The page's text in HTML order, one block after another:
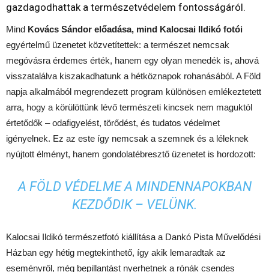
gazdagodhattak a természetvédelem fontosságáról.
Mind Kovács Sándor előadása, mind Kalocsai Ildikó fotói
egyértelmű üzenetet közvetítettek: a természet nemcsak
megóvásra érdemes érték, hanem egy olyan menedék is, ahová
visszatalálva kiszakadhatunk a hétköznapok rohanásából. A Föld
napja alkalmából megrendezett program különösen emlékeztetett
arra, hogy a körülöttünk lévő természeti kincsek nem maguktól
értetődők – odafigyelést, törődést, és tudatos védelmet
igényelnek. Ez az este így nemcsak a szemnek és a léleknek
nyújtott élményt, hanem gondolatébresztő üzenetet is hordozott:
A FÖLD VÉDELME A MINDENNAPOKBAN
KEZDŐDIK – VELÜNK.
Kalocsai Ildikó természetfotó kiállítása a Dankó Pista Művelődési
Házban egy hétig megtekinthető, így akik lemaradtak az
eseményről, még bepillantást nyerhetnek a rónák csendes